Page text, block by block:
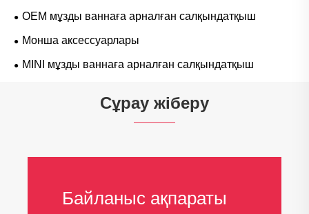
OEM мұзды ваннаға арналған салқындатқыш
Монша аксессуарлары
MINI мұзды ваннаға арналған салқындатқыш
Сұрау жіберу
Байланыс ақпараты